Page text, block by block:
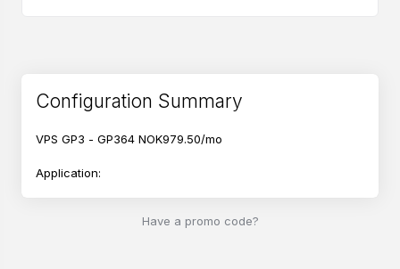
Configuration Summary
VPS GP3 - GP364 NOK979.50/mo
Application:
Have a promo code?